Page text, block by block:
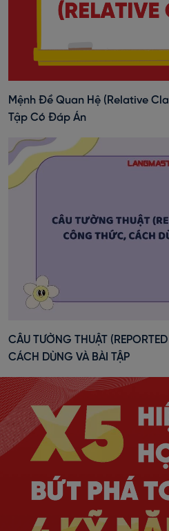
Mệnh Đề Quan Hệ (Relative
Tập Có Đáp Án
CÂU TƯỜNG THUẬT
CÁCH DÙNG VÀ BÀI TẬP